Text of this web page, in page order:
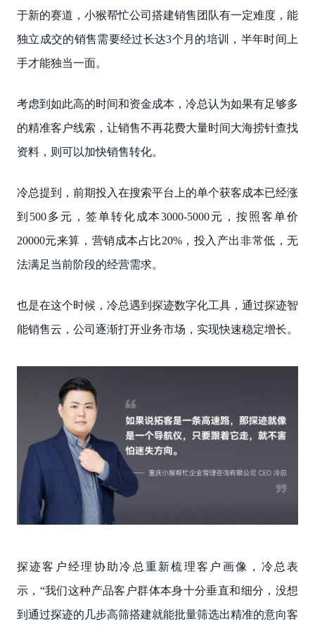
于新的赛道，小猴帮忙公司搭建销售团队有一定难度，能
独立成交的销售需要经过长达3个月的培训，半年时间上
手才能独当一面。
考虑到如此高的时间和资金成本，冷总认为如果有足够多
的精准客户线索，让销售不再花费大量时间大海捞针查找
资料，则可以加快销售转化。
冷总提到，前期投入在搜索平台上的单个获客成本已经涨
到500多元，签单转化成本3000-5000元，按照客单价
20000元来算，营销成本占比20%，投入产出非常低，无
法满足当前阶段的经营需求。
也是在这个时候，冷总遇到探迹数字化工具，通过探迹智
能销售云，公司逐渐打开业务市场，实现快速稳定增长。
探迹客户经理协助冷总重新梳理客户画像，冷总表
示，“我们这种产品客户群体本身十分垂直和细分，没想
到通过探迹的几步高筛搭建就能批量筛选出精准的意向客